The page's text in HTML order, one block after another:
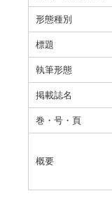
形態種別
標題
執筆形態
掲載誌名
巻・号・頁
概要